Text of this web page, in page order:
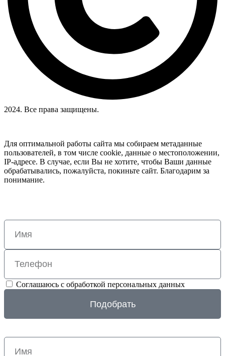
2024. Все права защищены.
Для оптимальной работы сайта мы собираем метаданные
пользователей, в том числе cookie, данные о местоположении,
IP-адресе. В случае, если Вы не хотите, чтобы Ваши данные
обрабатывались, пожалуйста, покиньте сайт. Благодарим за
понимание.
Соглашаюсь с обработкой персональных данных
Подобрать